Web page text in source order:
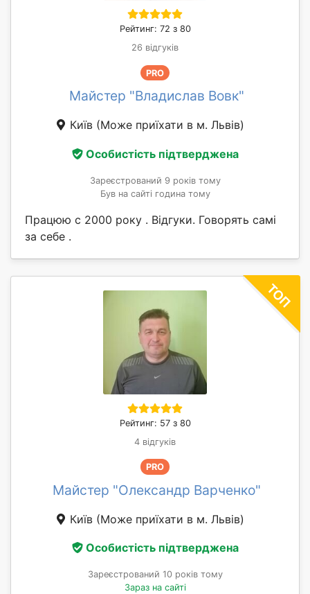
Рейтинг: 72 з 80
26 відгуків
PRO
Майстер "Владислав Вовк"
Київ (Може приїхати в м. Львів)
Особистість підтверджена
Зареєстрований 9 років тому
Був на сайті година тому
Працюю с 2000 року . Відгуки. Говорять самі
за себе .
Рейтинг: 57 з 80
4 відгуків
PRO
Майстер "Олександр Варченко"
Київ (Може приїхати в м. Львів)
Особистість підтверджена
Зареєстрований 10 років тому
Зараз на сайті